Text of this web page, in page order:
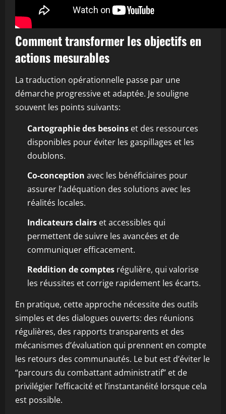
Comment transformer les objectifs en
actions mesurables
La traduction opérationnelle passe par une
démarche progressive et adaptée. Je souligne
souvent les points suivants:
Cartographie des besoins et des ressources
disponibles pour éviter les gaspillages et les
doublons.
Co-conception avec les bénéficiaires pour
assurer l’adéquation des solutions avec les
réalités locales.
Indicateurs clairs et accessibles qui
permettent de suivre les avancées et de
communiquer efficacement.
Reddition de comptes régulière, qui valorise
les réussites et corrige rapidement les écarts.
En pratique, cette approche nécessite des outils
simples et des dialogues ouverts: des réunions
régulières, des rapports transparents et des
mécanismes d’évaluation qui prennent en compte
les retours des communautés. Le but est d’éviter le
“parcours du combattant administratif” et de
privilégier l’efficacité et l’instantanéité lorsque cela
est possible.